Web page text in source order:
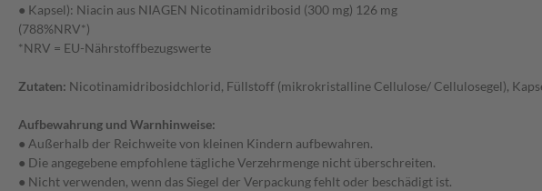
● Kapsel): Niacin aus NIAGEN Nicotinamidribosid (300 mg) 126 mg
(788%NRV*)
*NRV = EU-Nährstoffbezugswerte
Zutaten: Nicotinamidribosidchlorid, Füllstoff (mikrokristalline Cellulose/ Cellulosegel),
Aufbewahrung und Warnhinweise:
● Außerhalb der Reichweite von kleinen Kindern aufbewahren.
● Die angegebene empfohlene tägliche Verzehrmenge nicht überschreiten.
● Nicht verwenden, wenn das Siegel der Verpackung fehlt oder beschädigt ist.